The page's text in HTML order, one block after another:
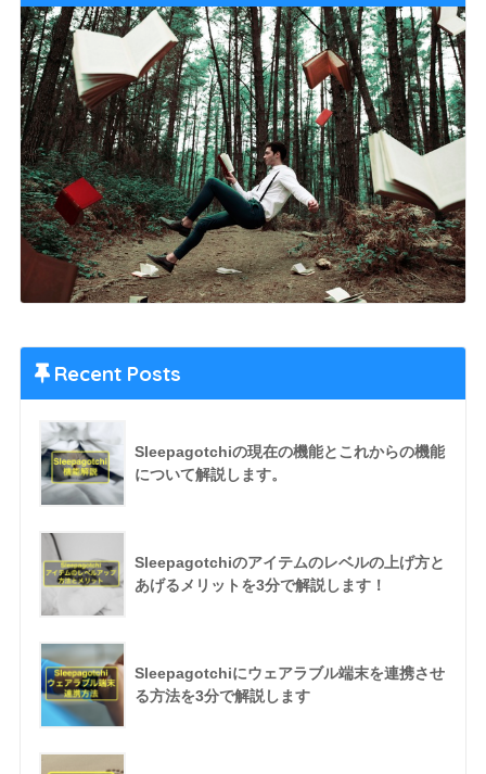
Recent Posts
Sleepagotchiの現在の機能とこれからの機能
について解説します。
Sleepagotchiのアイテムのレベルの上げ方と
あげるメリットを3分で解説します！
Sleepagotchiにウェアラブル端末を連携させ
る方法を3分で解説します